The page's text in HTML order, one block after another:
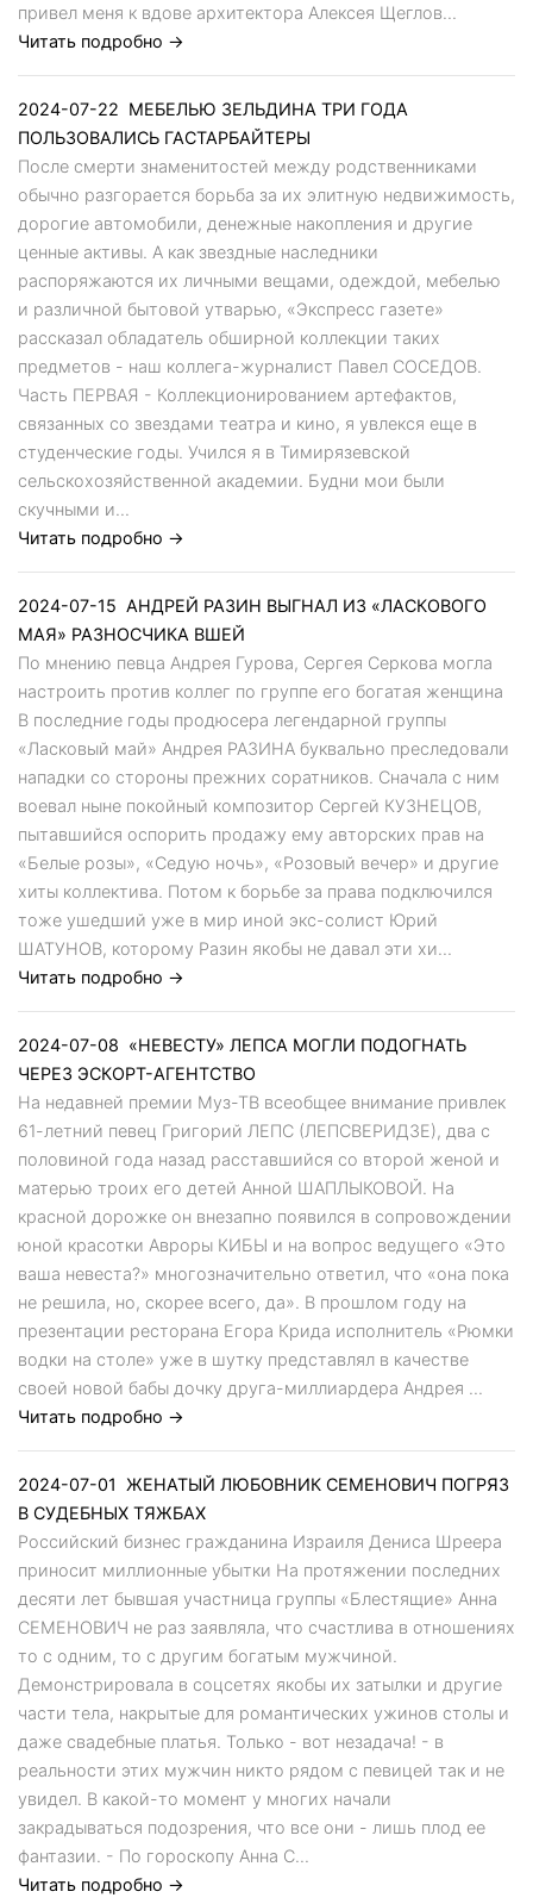
привел меня к вдове архитектора Алексея Щеглов...
Читать подробно →
2024-07-22 МЕБЕЛЬЮ ЗЕЛЬДИНА ТРИ ГОДА
ПОЛЬЗОВАЛИСЬ ГАСТАРБАЙТЕРЫ
После смерти знаменитостей между родственниками
обычно разгорается борьба за их элитную недвижимость,
дорогие автомобили, денежные накопления и другие
ценные активы. А как звездные наследники
распоряжаются их личными вещами, одеждой, мебелью
и различной бытовой утварью, «Экспресс газете»
рассказал обладатель обширной коллекции таких
предметов - наш коллега-журналист Павел СОСЕДОВ.
Часть ПЕРВАЯ - Коллекционированием артефактов,
связанных со звездами театра и кино, я увлекся еще в
студенческие годы. Учился я в Тимирязевской
сельскохозяйственной академии. Будни мои были
скучными и...
Читать подробно →
2024-07-15 АНДРЕЙ РАЗИН ВЫГНАЛ ИЗ «ЛАСКОВОГО
МАЯ» РАЗНОСЧИКА ВШЕЙ
По мнению певца Андрея Гурова, Сергея Серкова могла
настроить против коллег по группе его богатая женщина
В последние годы продюсера легендарной группы
«Ласковый май» Андрея РАЗИНА буквально преследовали
нападки со стороны прежних соратников. Сначала с ним
воевал ныне покойный композитор Сергей КУЗНЕЦОВ,
пытавшийся оспорить продажу ему авторских прав на
«Белые розы», «Седую ночь», «Розовый вечер» и другие
хиты коллектива. Потом к борьбе за права подключился
тоже ушедший уже в мир иной экс-солист Юрий
ШАТУНОВ, которому Разин якобы не давал эти хи...
Читать подробно →
2024-07-08 «НЕВЕСТУ» ЛЕПСА МОГЛИ ПОДОГНАТЬ
ЧЕРЕЗ ЭСКОРТ-АГЕНТСТВО
На недавней премии Муз-ТВ всеобщее внимание привлек
61-летний певец Григорий ЛЕПС (ЛЕПСВЕРИДЗЕ), два с
половиной года назад расставшийся со второй женой и
матерью троих его детей Анной ШАПЛЫКОВОЙ. На
красной дорожке он внезапно появился в сопровождении
юной красотки Авроры КИБЫ и на вопрос ведущего «Это
ваша невеста?» многозначительно ответил, что «она пока
не решила, но, скорее всего, да». В прошлом году на
презентации ресторана Егора Крида исполнитель «Рюмки
водки на столе» уже в шутку представлял в качестве
своей новой бабы дочку друга-миллиардера Андрея ...
Читать подробно →
2024-07-01
ЖЕНАТЫЙ ЛЮБОВНИК СЕМЕНОВИЧ ПОГРЯЗ
В СУДЕБНЫХ ТЯЖБАХ
Российский бизнес гражданина Израиля Дениса Шреера
приносит миллионные убытки На протяжении последних
десяти лет бывшая участница группы «Блестящие» Анна
СЕМЕНОВИЧ не раз заявляла, что счастлива в отношениях
то с одним, то с другим богатым мужчиной.
Демонстрировала в соцсетях якобы их затылки и другие
части тела, накрытые для романтических ужинов столы и
даже свадебные платья. Только - вот незадача! - в
реальности этих мужчин никто рядом с певицей так и не
увидел. В какой-то момент у многих начали
закрадываться подозрения, что все они - лишь плод ее
фантазии. - По гороскопу Анна С...
Читать подробно →